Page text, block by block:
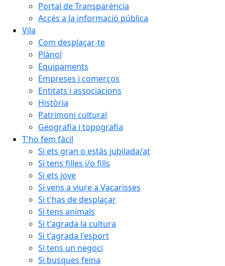
Portal de Transparència
Accés a la informació pública
Vila
Com desplaçar-te
Plànol
Equipaments
Empreses i comerços
Entitats i associacions
Història
Patrimoni cultural
Geografia i topografia
T'ho fem fàcil
Si ets gran o estàs jubilada/at
Si tens filles i/o fills
Si ets jove
Si vens a viure a Vacarisses
Si t'has de desplaçar
Si tens animals
Si t'agrada la cultura
Si t'agrada l'esport
Si tens un negoci
Si busques feina